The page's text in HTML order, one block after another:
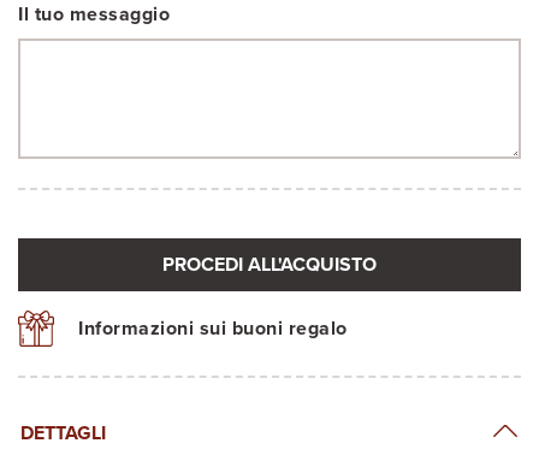
Il tuo messaggio
PROCEDI ALL'ACQUISTO
Informazioni sui buoni regalo
DETTAGLI